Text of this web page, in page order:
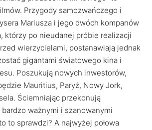
Przygody samozwańczego i
Mariusza i jego dwóch kompanów
którzy po nieudanej próbie realizacji
wierzycielami, postanawiają jednak
gigantami światowego kina i
Poszukują nowych inwestorów,
Mauritius, Paryż, Nowy Jork,
Ściemniając przekonują
ważnymi i szanowanymi
to sprawdzi? A najwyżej połowa